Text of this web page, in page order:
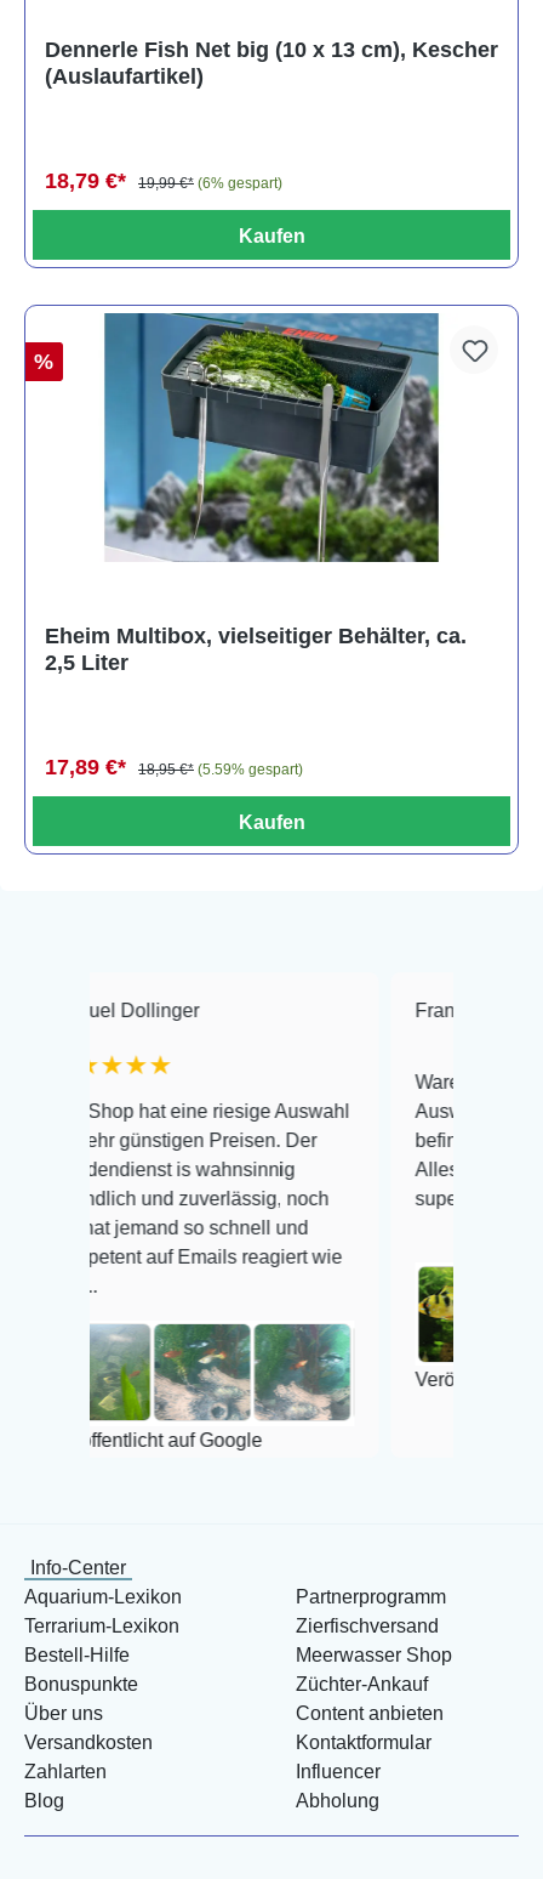
Dennerle Fish Net big (10 x 13 cm), Kescher
(Auslaufartikel)
18,79 €* 19,99 €* (6% gespart)
Kaufen
%
Eheim Multibox, vielseitiger Behälter, ca.
2,5 Liter
17,89 €* 18,95 €* (5.59% gespart)
Kaufen
Dollinger
hat eine riesige Auswahl
günstigen Preisen. Der
is wahnsinnig
und zuverlässig, noch
jemand so schnell und
auf Emails reagiert wie
auf Google
Frank Hackmayer
Warenanlieferung Top
Auswahl plus
befinden der Fische
Alles ist quick lebendig
super Zustand. Gerne
Veröffentlicht auf Google
Info-Center
Aquarium-Lexikon
Terrarium-Lexikon
Bestell-Hilfe
Bonuspunkte
Über uns
Versandkosten
Zahlarten
Blog
Partnerprogramm
Zierfischversand
Meerwasser Shop
Züchter-Ankauf
Content anbieten
Kontaktformular
Influencer
Abholung